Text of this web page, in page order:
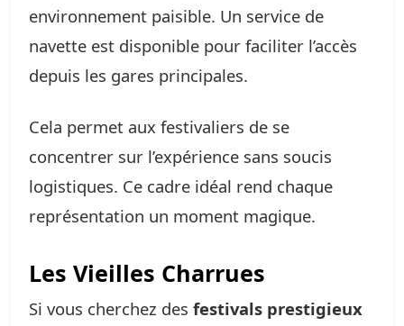
environnement paisible. Un service de
navette est disponible pour faciliter l’accès
depuis les gares principales.
Cela permet aux festivaliers de se
concentrer sur l’expérience sans soucis
logistiques. Ce cadre idéal rend chaque
représentation un moment magique.
Les Vieilles Charrues
Si vous cherchez des festivals prestigieux